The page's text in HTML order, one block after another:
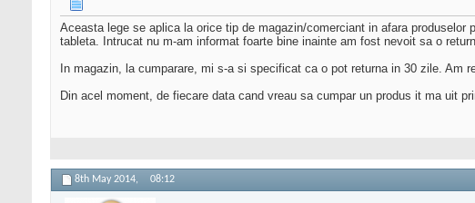
Aceasta lege se aplica la orice tip de magazin/comerciant in afara
tableta. Intrucat nu m-am informat foarte bine inainte am fost nevoit sa o
In magazin, la cumparare, mi s-a si specificat ca o pot returna in 30 zile. Am
Din acel moment, de fiecare data cand vreau sa cumpar un produs it ma uit
8th May 2014, 08:12